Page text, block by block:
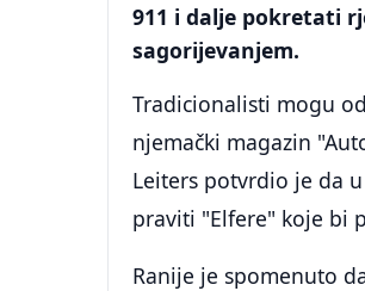
911 i dalje pokretati
sagorijevanjem.
Tradicionalisti mogu
njemački magazin
Leiters potvrdio je da
praviti "Elfere" koje bi
Ranije je spomenuto